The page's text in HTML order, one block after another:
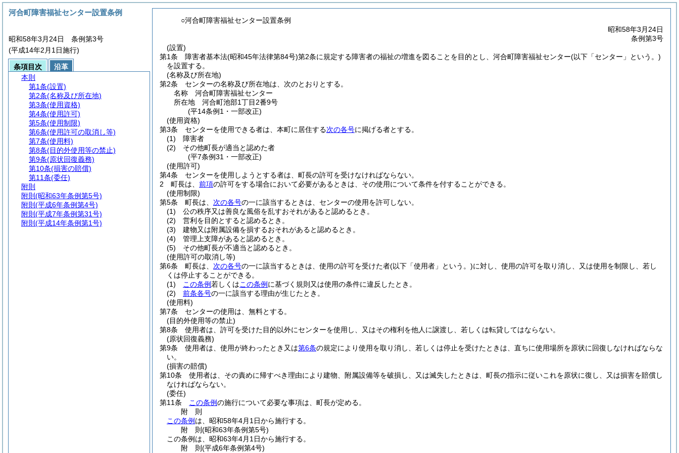
○河合町障害福祉センター設置条例
昭和58年3月24日
条例第3号
(設置)
第1条
障害者基本法(昭和45年法律第84号)第2条に規定する障害者の福祉の増進を図ることを目的とし、河合町障害福祉センター(以下「センター」という。)
を設置する。
(名称及び所在地)
第2条
センターの名称及び所在地は、次のとおりとする。
名称 河合町障害福祉センター
所在地 河合町池部1丁目2番9号
(平14条例1・一部改正)
(使用資格)
第3条
センターを使用できる者は、本町に居住する次の各号に掲げる者とする。
(1)
障害者
(2)
その他町長が適当と認めた者
(平7条例31・一部改正)
(使用許可)
第4条
センターを使用しようとする者は、町長の許可を受けなければならない。
2
町長は、 前項の許可をする場合において必要があるときは、その使用について条件を付することができる。
(使用制限)
第5条
町長は、 次の各号の一に該当するときは、センターの使用を許可しない。
(1)
公の秩序又は善良な風俗を乱すおそれがあると認めるとき。
(2)
営利を目的とすると認めるとき。
(3)
建物又は附属設備を損するおそれがあると認めるとき。
(4)
管理上支障があると認めるとき。
(5)
その他町長が不適当と認めるとき。
(使用許可の取消し等)
第6条
町長は、 次の各号の一に該当するときは、使用の許可を受けた者(以下「使用者」という。)に対し、使用の許可を取り消し、又は使用を制限し、若し
くは停止することができる。
(1)
この条例若しくはこの条例 に基づく規則又は使用の条件に違反したとき。
(2)
前条各号の一に該当する理由が生じたとき。
(使用料)
第7条
センターの使用は、無料とする。
(目的外使用等の禁止)
第8条
使用者は、許可を受けた目的以外にセンターを使用し、又はその権利を他人に譲渡し、若しくは転貸してはならない。
(原状回復義務)
第9条
使用者は、使用が終わったとき又は第6条の規定により使用を取り消し、若しくは停止を受けたときは、直ちに使用場所を原状に回復しなければならな
い。
(損害の賠償)
第10条
使用者は、その責めに帰すべき理由により建物、附属設備等を破損し、又は滅失したときは、町長の指示に従いこれを原状に復し、又は損害を賠償し
なければならない。
(委任)
第11条
この条例の施行について必要な事項は、町長が定める。
附 則
この条例 は、昭和58年4月1日から施行する。
附 則(昭和63年条例第5号)
この条例は、昭和63年4月1日から施行する。
附 則(平成6年条例第4号)
河合町障害福祉センター設置条例
昭和58年3月24日 条例第3号
(平成14年2月1日施行)
条項目次
沿革
本則
第1条(設置)
第2条(名称及び所在地)
第3条(使用資格)
第4条(使用許可)
第5条(使用制限)
第6条(使用許可の取消し等)
第7条(使用料)
第8条(目的外使用等の禁止)
第9条(原状回復義務)
第10条(損害の賠償)
第11条(委任)
附則
附則 (昭和63年条例第5号)
附則 (平成6年条例第4号)
附則 (平成7年条例第31号)
附則 (平成14年条例第1号)